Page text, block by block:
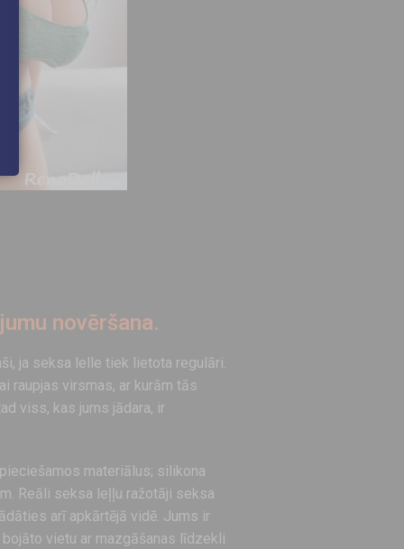
novēršana.
ja seksa lelle tiek lietota regulāri.
raupjas virsmas, ar kurām tās
viss, kas jums jādara, ir
materiālus; silikona
Reāli seksa leļļu ražotāji seksa
arī apkārtējā vidē. Jums ir
vietu ar mazgāšanas līdzekli